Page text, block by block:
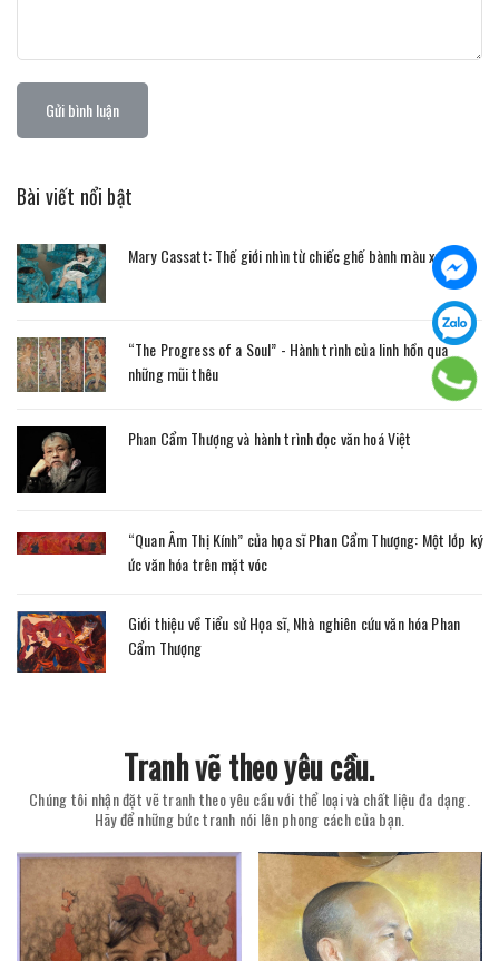
Gửi bình luận
Bài viết nổi bật
Mary Cassatt: Thế giới nhìn từ chiếc ghế bành màu xanh
“The Progress of a Soul” - Hành trình của linh hồn qua
những mũi thêu
Phan Cẩm Thượng và hành trình đọc văn hoá Việt
“Quan Âm Thị Kính” của họa sĩ Phan Cẩm Thượng: Một lớp ký
ức văn hóa trên mặt vóc
Giới thiệu về Tiểu sử Họa sĩ, Nhà nghiên cứu văn hóa Phan
Cẩm Thượng
Tranh vẽ theo yêu cầu.
Chúng tôi nhận đặt vẽ tranh theo yêu cầu với thể loại và chất liệu đa dạng.
Hãy để những bức tranh nói lên phong cách của bạn.